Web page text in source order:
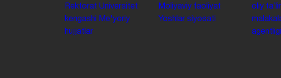
Rektorat Universitet
kengashi
Me'yoriy
hujjatlar
Moliyaviy faoliyat
Yoshlar siyosati
oliy
agentligi